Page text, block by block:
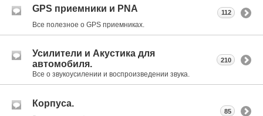
GPS приемники и PNA
Все полезное о GPS приемниках.
112
Усилители и Акустика для
автомобиля.
Все о звукоусилении и воспроизведении звука.
210
Корпуса.
85